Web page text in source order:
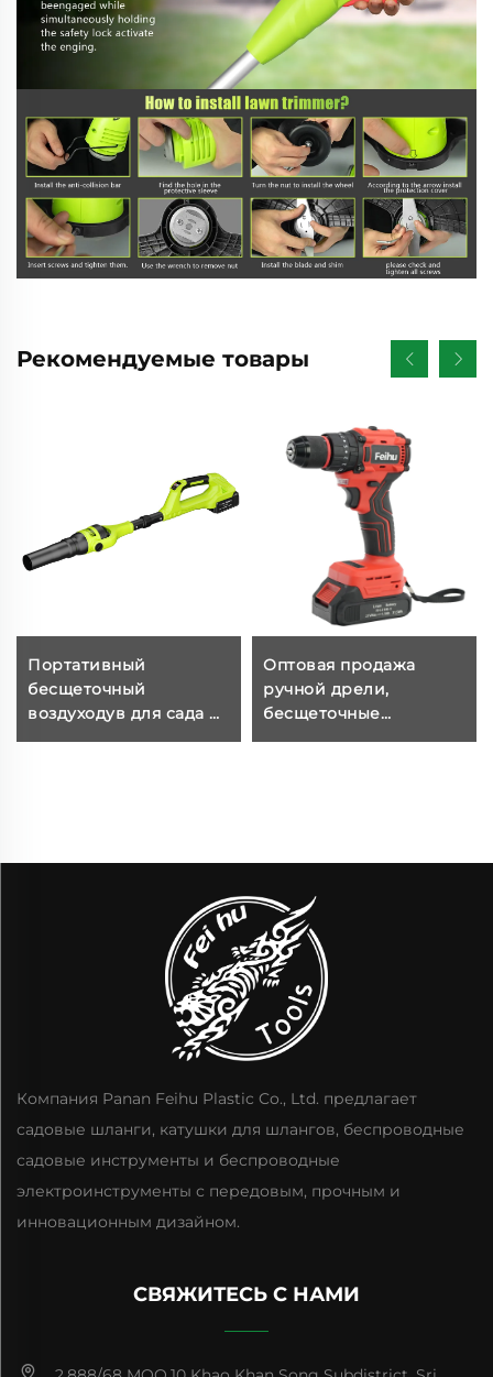
Рекомендуемые товары
Портативный
бесщеточный
воздуходув для сада и
Оптовая продажа
ручной дрели,
бесщеточные
Компания Panan Feihu Plastic Co., Ltd. предлагает
садовые шланги, катушки для шлангов, беспроводные
садовые инструменты и беспроводные
электроинструменты с передовым, прочным и
инновационным дизайном.
СВЯЖИТЕСЬ С НАМИ